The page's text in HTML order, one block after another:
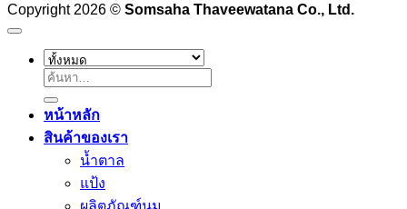
Copyright 2026 © Somsaha Thaveewatana Co., Ltd.
ค้นหา:
หน้าหลัก
สินค้าของเรา
น้ำตาล
แป้ง
ผลิตภัณฑ์นม